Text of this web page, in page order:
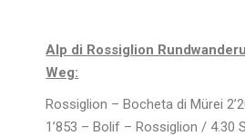
Alp di Rossiglion
Weg:
Rossiglion – Bocheta di Mürei
1’853 – Bolif – Rossiglion / 4.30